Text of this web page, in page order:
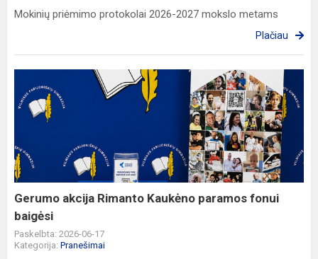
Mokinių priėmimo protokolai 2026-2027 mokslo metams
Plačiau
akcija
Rimanto
Kaukėno
paramos
fonui
baigėsi
Gerumo akcija Rimanto Kaukėno paramos fonui
baigėsi
Paskelbta: 2026-06-17
Kategorija: Pranešimai